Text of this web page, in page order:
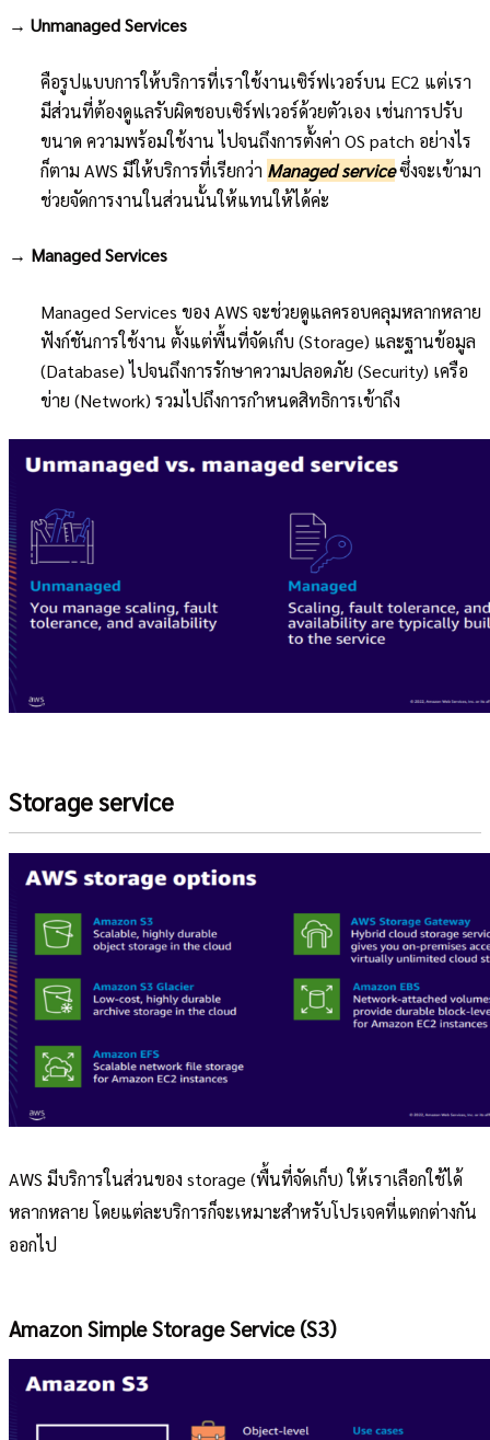
→ Unmanaged Services
คือรูปแบบการให้บริการที่เราใช้งานเซิร์ฟเวอร์บน EC2 แต่เรา
มีส่วนที่ต้องดูแลรับผิดชอบเซิร์ฟเวอร์ด้วยตัวเอง เช่นการปรับ
ขนาด ความพร้อมใช้งาน ไปจนถึงการตั้งค่า OS patch อย่างไร
ก็ตาม AWS มีให้บริการที่เรียกว่า Managed serviceซึ่งจะเข้ามา
ช่วยจัดการงานในส่วนนั้นให้แทนให้ได้ค่ะ
→ Managed Services
Managed Services ของ AWS จะช่วยดูแลครอบคลุมหลากหลาย
ฟังก์ชันการใช้งาน ตั้งแต่พื้นที่จัดเก็บ (Storage) และฐานข้อมูล
(Database) ไปจนถึงการรักษาความปลอดภัย (Security) เครือ
ข่าย (Network) รวมไปถึงการกำหนดสิทธิการเข้าถึง
Storage service
AWS มีบริการในส่วนของ storage (พื้นที่จัดเก็บ) ให้เราเลือกใช้ได้
หลากหลาย โดยแต่ละบริการก็จะเหมาะสำหรับโปรเจคที่แตกต่างกัน
ออกไป
Amazon Simple Storage Service (S3)